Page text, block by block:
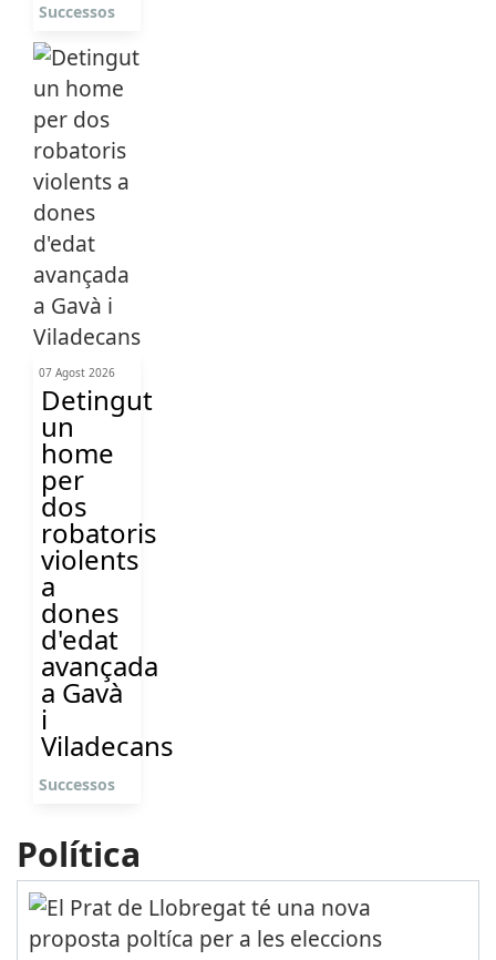
Successos
07 Agost 2026
Detingut
un
home
per
dos
robatoris
violents
a
dones
d'edat
avançada
a Gavà
i
Viladecans
Successos
Política